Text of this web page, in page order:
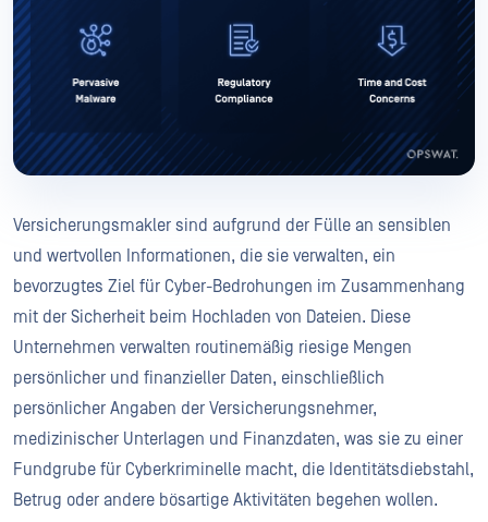
Versicherungsmakler sind aufgrund der Fülle an sensiblen
und wertvollen Informationen, die sie verwalten, ein
bevorzugtes Ziel für Cyber-Bedrohungen im Zusammenhang
mit der Sicherheit beim Hochladen von Dateien. Diese
Unternehmen verwalten routinemäßig riesige Mengen
persönlicher und finanzieller Daten, einschließlich
persönlicher Angaben der Versicherungsnehmer,
medizinischer Unterlagen und Finanzdaten, was sie zu einer
Fundgrube für Cyberkriminelle macht, die Identitätsdiebstahl,
Betrug oder andere bösartige Aktivitäten begehen wollen.